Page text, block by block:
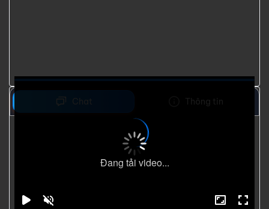
Đang tải video...
Chat Thông tin